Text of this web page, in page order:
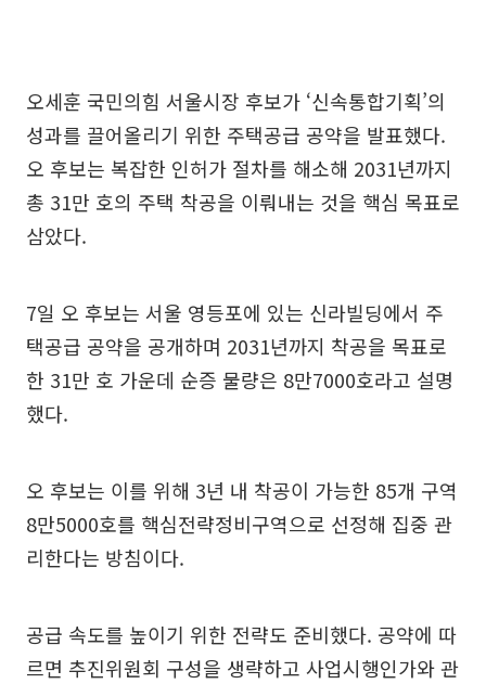
오세훈 국민의힘 서울시장 후보가 ‘신속통합기획’의
성과를 끌어올리기 위한 주택공급 공약을 발표했다.
오 후보는 복잡한 인허가 절차를 해소해 2031년까지
총 31만 호의 주택 착공을 이뤄내는 것을 핵심 목표로
삼았다.
7일 오 후보는 서울 영등포에 있는 신라빌딩에서 주
택공급 공약을 공개하며 2031년까지 착공을 목표로
한 31만 호 가운데 순증 물량은 8만7000호라고 설명
했다.
오 후보는 이를 위해 3년 내 착공이 가능한 85개 구역
8만5000호를 핵심전략정비구역으로 선정해 집중 관
리한다는 방침이다.
공급 속도를 높이기 위한 전략도 준비했다. 공약에 따
르면 추진위원회 구성을 생략하고 사업시행인가와 관